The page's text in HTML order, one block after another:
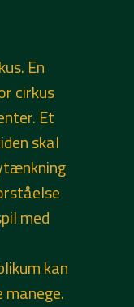
En
cirkus
Et
skal
med
kan
manege.